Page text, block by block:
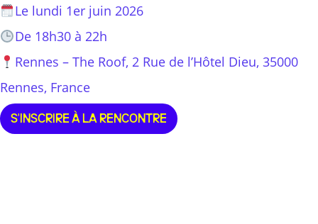
Le lundi 1er juin 2026
De 18h30 à 22h
Rennes – The Roof, 2 Rue de l’Hôtel Dieu, 35000
Rennes, France
S'INSCRIRE À LA RENCONTRE